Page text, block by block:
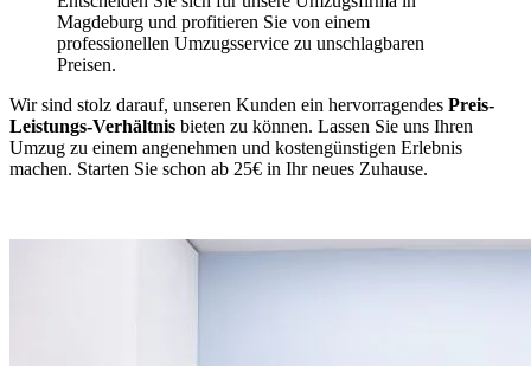
Magdeburg und profitieren Sie von einem
professionellen Umzugsservice zu unschlagbaren
Preisen.
Wir sind stolz darauf, unseren Kunden ein hervorragendes Preis-
Leistungs-Verhältnis bieten zu können. Lassen Sie uns Ihren
Umzug zu einem angenehmen und kostengünstigen Erlebnis
machen. Starten Sie schon ab 25€ in Ihr neues Zuhause.